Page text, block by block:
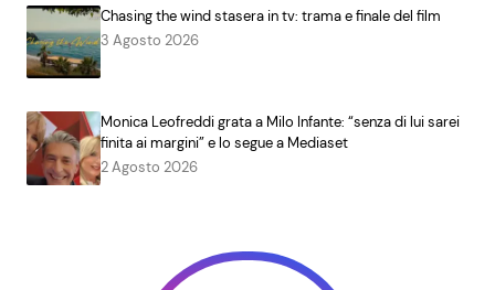
Chasing the wind stasera in tv: trama e finale del film
3 Agosto 2026
Monica Leofreddi grata a Milo Infante: “senza di lui sarei
finita ai margini” e lo segue a Mediaset
2 Agosto 2026